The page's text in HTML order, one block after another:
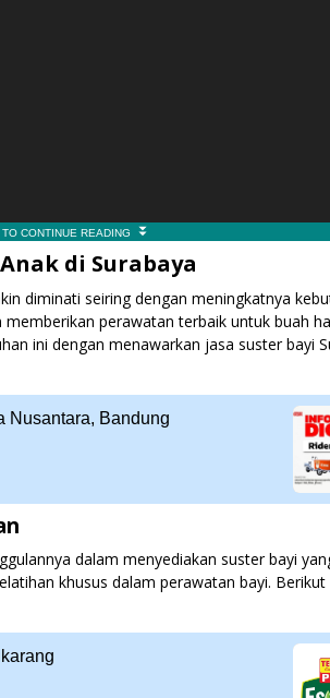
di Surabaya
diminati seiring dengan meningkatnya
perawatan terbaik untuk buah
ini dengan menawarkan jasa suster bayi
Nusantara, Bandung
dalam menyediakan suster bayi
khusus dalam perawatan bayi. Berikut